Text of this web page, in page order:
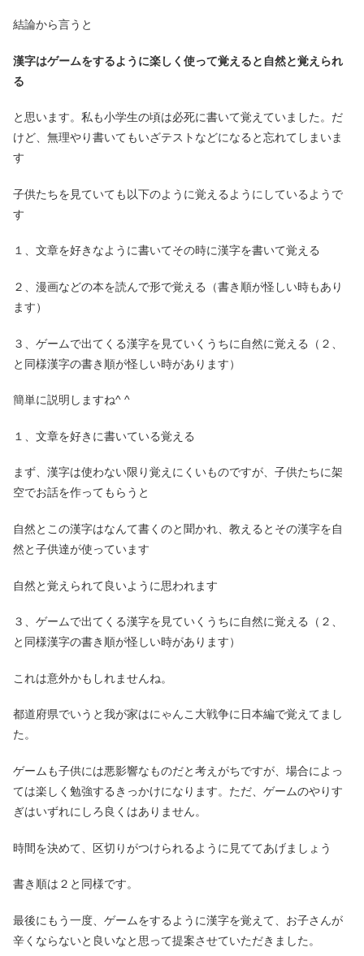
結論から言うと
漢字はゲームをするように楽しく使って覚えると自然と覚えられ
る
と思います。私も小学生の頃は必死に書いて覚えていました。だ
けど、無理やり書いてもいざテストなどになると忘れてしまいま
す
子供たちを見ていても以下のように覚えるようにしているようで
す
１、文章を好きなように書いてその時に漢字を書いて覚える
２、漫画などの本を読んで形で覚える（書き順が怪しい時もあり
ます）
３、ゲームで出てくる漢字を見ていくうちに自然に覚える（２、
と同様漢字の書き順が怪しい時があります）
簡単に説明しますね^ ^
１、文章を好きに書いている覚える
まず、漢字は使わない限り覚えにくいものですが、子供たちに架
空でお話を作ってもらうと
自然とこの漢字はなんて書くのと聞かれ、教えるとその漢字を自
然と子供達が使っています
自然と覚えられて良いように思われます
３、ゲームで出てくる漢字を見ていくうちに自然に覚える（２、
と同様漢字の書き順が怪しい時があります）
これは意外かもしれませんね。
都道府県でいうと我が家はにゃんこ大戦争に日本編で覚えてまし
た。
ゲームも子供には悪影響なものだと考えがちですが、場合によっ
ては楽しく勉強するきっかけになります。ただ、ゲームのやりす
ぎはいずれにしろ良くはありません。
時間を決めて、区切りがつけられるように見ててあげましょう
書き順は２と同様です。
最後にもう一度、ゲームをするように漢字を覚えて、お子さんが
辛くならないと良いなと思って提案させていただきました。